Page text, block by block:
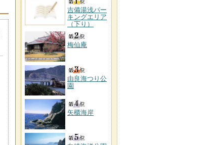
吉備湯浅パー
キングエリア
（下り）
梅仙庵
由良海つり公
園
矢櫃海岸